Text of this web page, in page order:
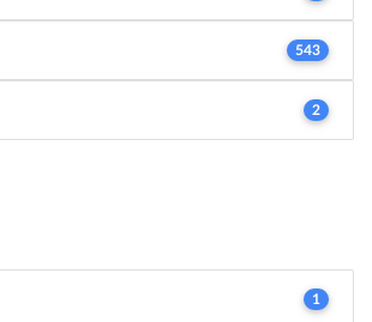
543
2
1